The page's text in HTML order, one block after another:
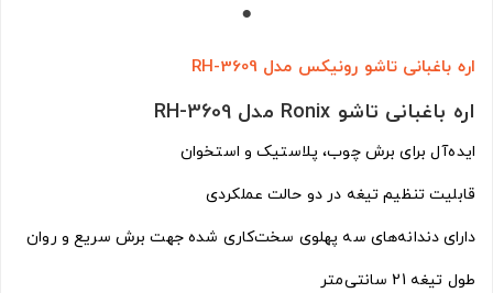
اره باغبانی تاشو رونیکس مدل RH-3609
اره باغبانی تاشو Ronix مدل RH-3609
ایده‌آل برای برش چوب، پلاستیک و استخوان
قابلیت تنظیم تیغه در دو حالت عملکردی
دارای دندانه‌های سه‌ پهلوی سخت‌کاری شده جهت برش سریع و روان
طول تیغه 21 سانتی‌متر